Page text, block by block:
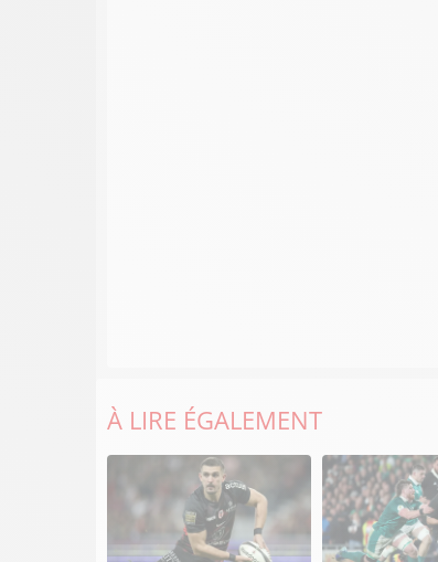
À LIRE ÉGALEMENT